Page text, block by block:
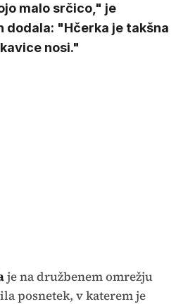
malo srčico," je
dodala: "Hčerka je takšna
nosi."
je na družbenem omrežju
posnetek, v katerem je